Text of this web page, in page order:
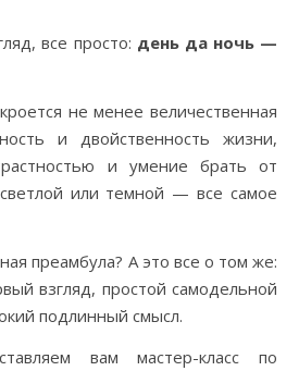
все просто: день да ночь —
не менее величественная
и двойственность жизни,
и умение брать от
или темной — все самое
преамбула? А это все о том же:
взгляд, простой самодельной
подлинный смысл.
вам мастер-класс по